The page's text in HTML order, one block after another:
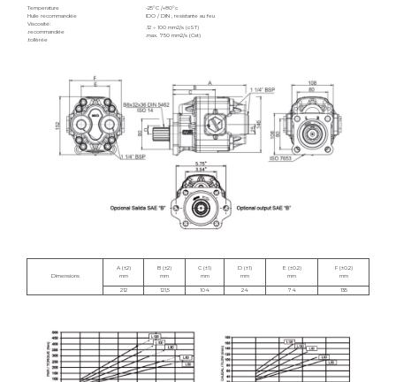
Temperature
-25°C /+80°c
Huile recommandée
IDO / DIN , resistante au feu
Viscosité:
.recommandée
.tollèrée
.12 ÷ 100 mm2/s (cST)
.max. 750 mm2/s (Cst)
Dimensions
A (±2)
mm
B (±2)
mm
C (±1)
mm
D (±1)
mm
E (±0.2)
mm
F (±0.2)
mm
212
121,5 104 24 74 135